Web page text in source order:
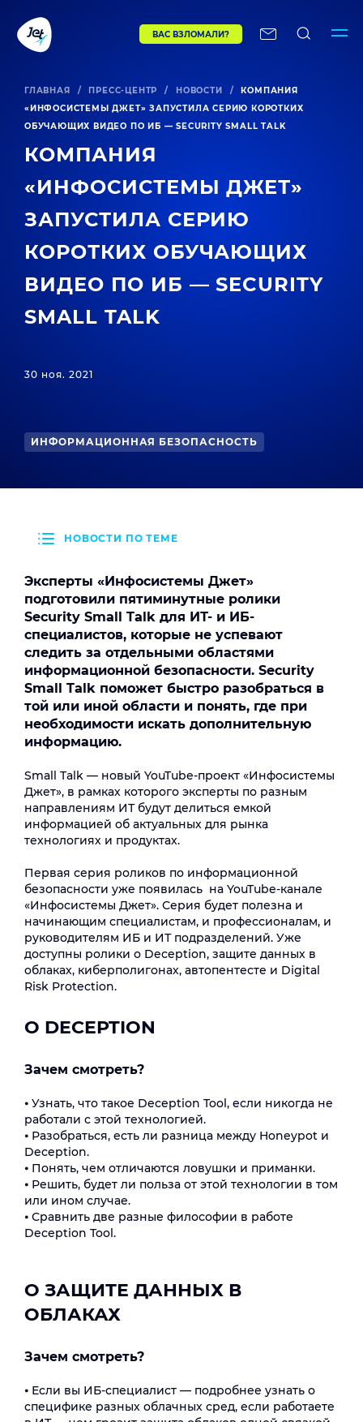
ВАС ВЗЛОМАЛИ?
ГЛАВНАЯ / ПРЕСС-ЦЕНТР / НОВОСТИ /
КОМПАНИЯ
«ИНФОСИСТЕМЫ ДЖЕТ» ЗАПУСТИЛА СЕРИЮ КОРОТКИХ
ОБУЧАЮЩИХ ВИДЕО ПО ИБ — SECURITY SMALL TALK
КОМПАНИЯ
«ИНФОСИСТЕМЫ ДЖЕТ»
ЗАПУСТИЛА СЕРИЮ
КОРОТКИХ ОБУЧАЮЩИХ
ВИДЕО ПО ИБ — SECURITY
SMALL TALK
30 ноя. 2021
ИНФОРМАЦИОННАЯ БЕЗОПАСНОСТЬ
НОВОСТИ ПО ТЕМЕ
Эксперты «Инфосистемы Джет»
подготовили пятиминутные ролики
Security Small Talk для ИТ- и ИБ-
специалистов, которые не успевают
следить за отдельными областями
информационной безопасности. Security
Small Talk поможет быстро разобраться в
той или иной области и понять, где при
необходимости искать дополнительную
информацию.
Small Talk — новый YouTube-проект «Инфосистемы
Джет», в рамках которого эксперты по разным
направлениям ИТ будут делиться емкой
информацией об актуальных для рынка
технологиях и продуктах.
Первая серия роликов по информационной
безопасности уже появилась на YouTube-канале
«Инфосистемы Джет». Серия будет полезна и
начинающим специалистам, и профессионалам, и
руководителям ИБ и ИТ подразделений. Уже
доступны ролики о Deception, защите данных в
облаках, киберполигонах, автопентесте и Digital
Risk Protection.
О DECEPTION
Зачем смотреть?
⦁ Узнать, что такое Deception Tool, если никогда не
работали с этой технологией.
⦁ Разобраться, есть ли разница между Honeypot и
Deception.
⦁ Понять, чем отличаются ловушки и приманки.
⦁ Решить, будет ли польза от этой технологии в том
или ином случае.
⦁ Сравнить две разные философии в работе
Deception Tool.
О ЗАЩИТЕ ДАННЫХ В
ОБЛАКАХ
Зачем смотреть?
⦁ Если вы ИБ-специалист — подробнее узнать о
специфике разных облачных сред, если работаете